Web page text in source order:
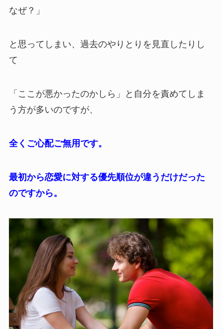
なぜ？」
と思ってしまい、過去のやりとりを見直したりし
て
「ここが悪かったのかしら」と自分を責めてしま
う方が多いのですが、
全くご心配ご無用です。
最初から恋愛に対する優先順位が違うだけだった
のですから。